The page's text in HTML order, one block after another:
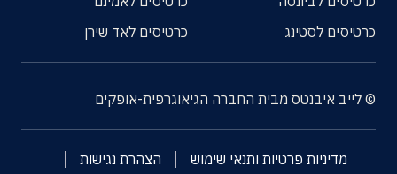
כרטיסים לסטינג
כרטיסים לאד שירן
© לייב איבנטס מבית החברה הגיאוגרפית-אופקים
מדיניות פרטיות ותנאי שימוש הצהרת נגישות